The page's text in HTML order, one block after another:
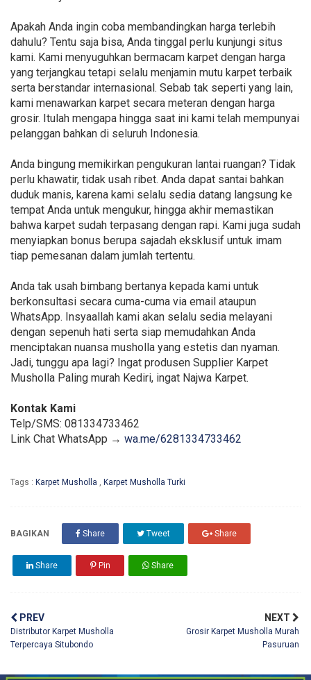
Apakah Anda ingin coba membandingkan harga terlebih
dahulu? Tentu saja bisa, Anda tinggal perlu kunjungi situs
kami. Kami menyuguhkan bermacam karpet dengan harga
yang terjangkau tetapi selalu menjamin mutu karpet terbaik
serta berstandar internasional. Sebab tak seperti yang lain,
kami menawarkan karpet secara meteran dengan harga
grosir. Itulah mengapa hingga saat ini kami telah mempunyai
pelanggan bahkan di seluruh Indonesia.
Anda bingung memikirkan pengukuran lantai ruangan? Tidak
perlu khawatir, tidak usah ribet. Anda dapat santai bahkan
duduk manis, karena kami selalu sedia datang langsung ke
tempat Anda untuk mengukur, hingga akhir memastikan
bahwa karpet sudah terpasang dengan rapi. Kami juga sudah
menyiapkan bonus berupa sajadah eksklusif untuk imam
tiap pemesanan dalam jumlah tertentu.
Anda tak usah bimbang bertanya kepada kami untuk
berkonsultasi secara cuma-cuma via email ataupun
WhatsApp. Insyaallah kami akan selalu sedia melayani
dengan sepenuh hati serta siap memudahkan Anda
menciptakan nuansa musholla yang estetis dan nyaman.
Jadi, tunggu apa lagi? Ingat produsen Supplier Karpet
Musholla Paling murah Kediri, ingat Najwa Karpet.
Kontak Kami
Telp/SMS: 081334733462
Link Chat WhatsApp → wa.me/6281334733462
Tags : Karpet Musholla Karpet Musholla Turki
BAGIKAN Share Tweet Share
Share Pin Share
PREV
Distributor Karpet Musholla
Terpercaya Situbondo
NEXT
Grosir Karpet Musholla Murah
Pasuruan